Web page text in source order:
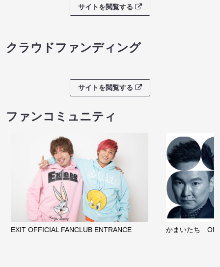
サイトを閲覧する
クラウドファンディング
サイトを閲覧する
ファンコミュニティ
EXIT OFFICIAL FANCLUB ENTRANCE かまいたち